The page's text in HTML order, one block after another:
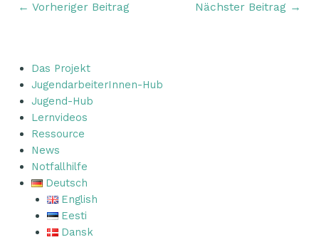
← Vorheriger Beitrag Nächster Beitrag →
Das Projekt
JugendarbeiterInnen-Hub
Jugend-Hub
Lernvideos
Ressource
News
Notfallhilfe
Deutsch
English
Eesti
Dansk